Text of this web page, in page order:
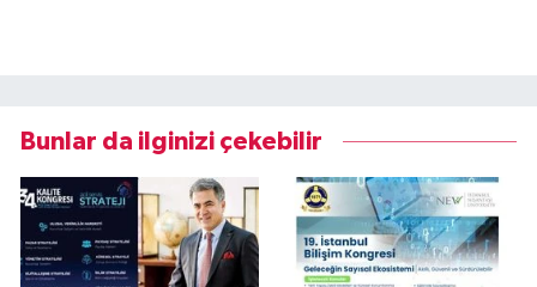
Bunlar da ilginizi çekebilir